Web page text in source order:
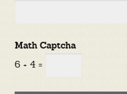
Math Captcha
6 + 4 =